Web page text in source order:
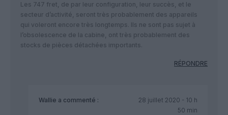
Les 747 fret, de par leur configuration, leur succès, et le
secteur d’activité, seront très probablement des appareils
qui voleront encore très longtemps. Ils ne sont pas sujet à
l’obsolescence de la cabine, ont très probablement des
stocks de pièces détachées importants.
RÉPONDRE
Wallie a commenté :
28 juillet 2020 - 10 h
50 min